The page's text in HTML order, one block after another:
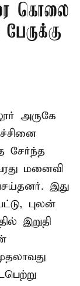
கொலை
அருகே
சேர்ந்த
மனைவி
இது
புலன்
இறுதி